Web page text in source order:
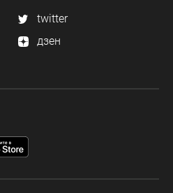
twitter
дзен